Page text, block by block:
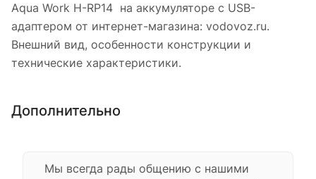
Aqua Work H-RP14 на аккумуляторе с USB-
адаптером от интернет-магазина: vodovoz.ru.
Внешний вид, особенности конструкции и
технические характеристики.
Дополнительно
Мы всегда рады общению с нашими